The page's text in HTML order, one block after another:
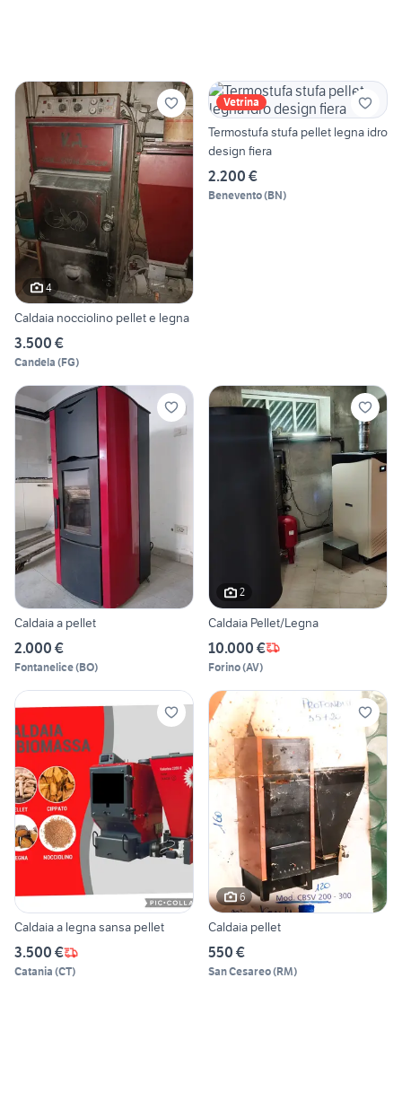
4
Caldaia nocciolino pellet e legna
3.500 €
Candela (FG)
Vetrina
Termostufa stufa pellet legna idro
design fiera
2.200 €
Benevento(BN)
Caldaia a pellet
2.000 €
Fontanelice(BO)
2
Caldaia Pellet/Legna
10.000 €
Forino(AV)
Caldaia a legna sansa pellet
3.500 €
Catania (CT)
6
Caldaia pellet
550 €
San Cesareo(RM)